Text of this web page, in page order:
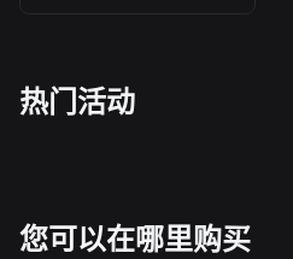
热门活动
您可以在哪里购买